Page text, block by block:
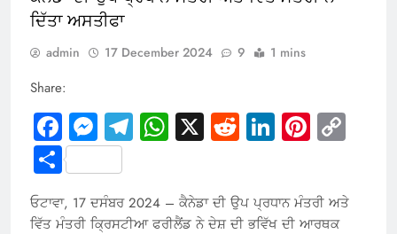
ਦਿੱਤਾ ਅਸਤੀਫਾ
admin 17 December 2024 9 1 mins
Share:
Facebook
Messenger
Telegram
WhatsApp
X RedditLinkedIn
Share
ਓਟਾਵਾ, 17 ਦਸੰਬਰ 2024 – ਕੈਨੇਡਾ ਦੀ ਉਪ ਪ੍ਰਧਾਨ ਮੰਤਰੀ ਅਤੇ
ਵਿੱਤ ਮੰਤਰੀ ਕ੍ਰਿਸਟੀਆ ਫਰੀਲੈਂਡ ਨੇ ਦੇਸ਼ ਦੀ ਭਵਿੱਖ ਦੀ ਆਰਥਕ